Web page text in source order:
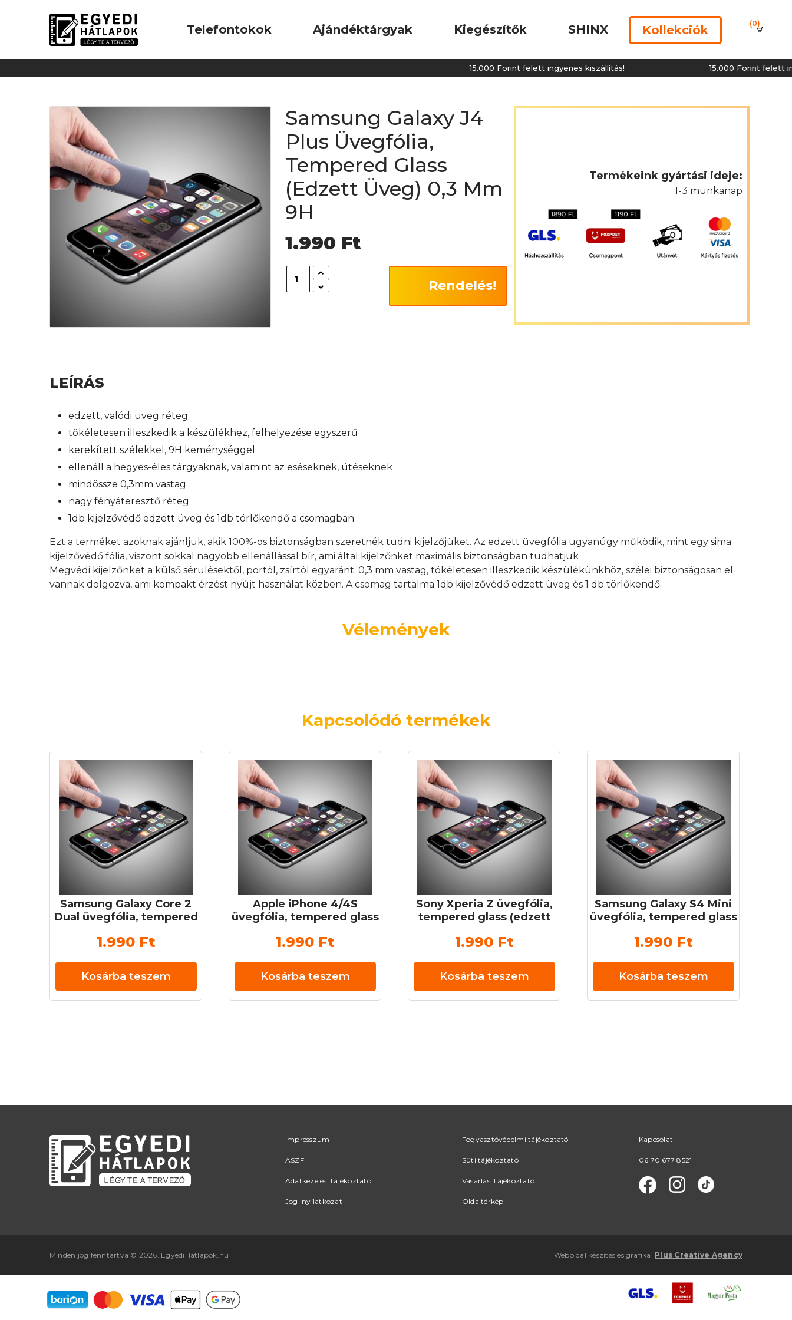
Telefontokok Ajándéktárgyak Kiegészítők SHINX Kollekciók (0)
15.000 Forint felett ingyenes kiszállítás! 15.000 Forint felett
Samsung Galaxy J4
Plus Üvegfólia,
Tempered Glass
(Edzett Üveg) 0,3 Mm
9H
1.990 Ft
Rendelés!
Termékeink gyártási ideje:
1-3 munkanap
LEÍRÁS
edzett, valódi üveg réteg
tökéletesen illeszkedik a készülékhez, felhelyezése egyszerű
kerekített szélekkel, 9H keménységgel
ellenáll a hegyes-éles tárgyaknak, valamint az eséseknek, ütéseknek
mindössze 0,3mm vastag
nagy fényáteresztő réteg
1db kijelzővédő edzett üveg és 1db törlőkendő a csomagban
Ezt a terméket azoknak ajánljuk, akik 100%-os biztonságban szeretnék tudni kijelzőjüket. Az edzett üvegfólia ugyanúgy működik, mint egy sima
kijelzővédő fólia, viszont sokkal nagyobb ellenállással bír, ami által kijelzőnket maximális biztonságban tudhatjuk
Megvédi kijelzőnket a külső sérülésektől, portól, zsírtól egyaránt. 0,3 mm vastag, tökéletesen illeszkedik készülékünkhöz, szélei biztonságosan el
vannak dolgozva, ami kompakt érzést nyújt használat közben. A csomag tartalma 1db kijelzővédő edzett üveg és 1 db törlőkendő.
Vélemények
Kapcsolódó termékek
Samsung Galaxy Core 2
Dual üvegfólia, tempered
mm 9H
1.990 Ft
Kosárba teszem
Apple iPhone 4/4S
üvegfólia, tempered glass
1.990 Ft
Kosárba teszem
Sony Xperia Z üvegfólia,
tempered glass (edzett
1.990 Ft
Kosárba teszem
Samsung Galaxy S4 Mini
üvegfólia, tempered glass
1.990 Ft
Kosárba teszem
Impresszum
ÁSZF
Adatkezelési tájékoztató
Jogi nyilatkozat
Fogyasztóvédelmi tájékoztató
Süti tájékoztató
Vásárlási tájékoztató
Oldaltérkép
Kapcsolat
06 70 677 8521
Minden jog fenntartva © 2026. EgyediHátlapok.hu Weboldal készítés ésgrafika : Plus Creative Agency